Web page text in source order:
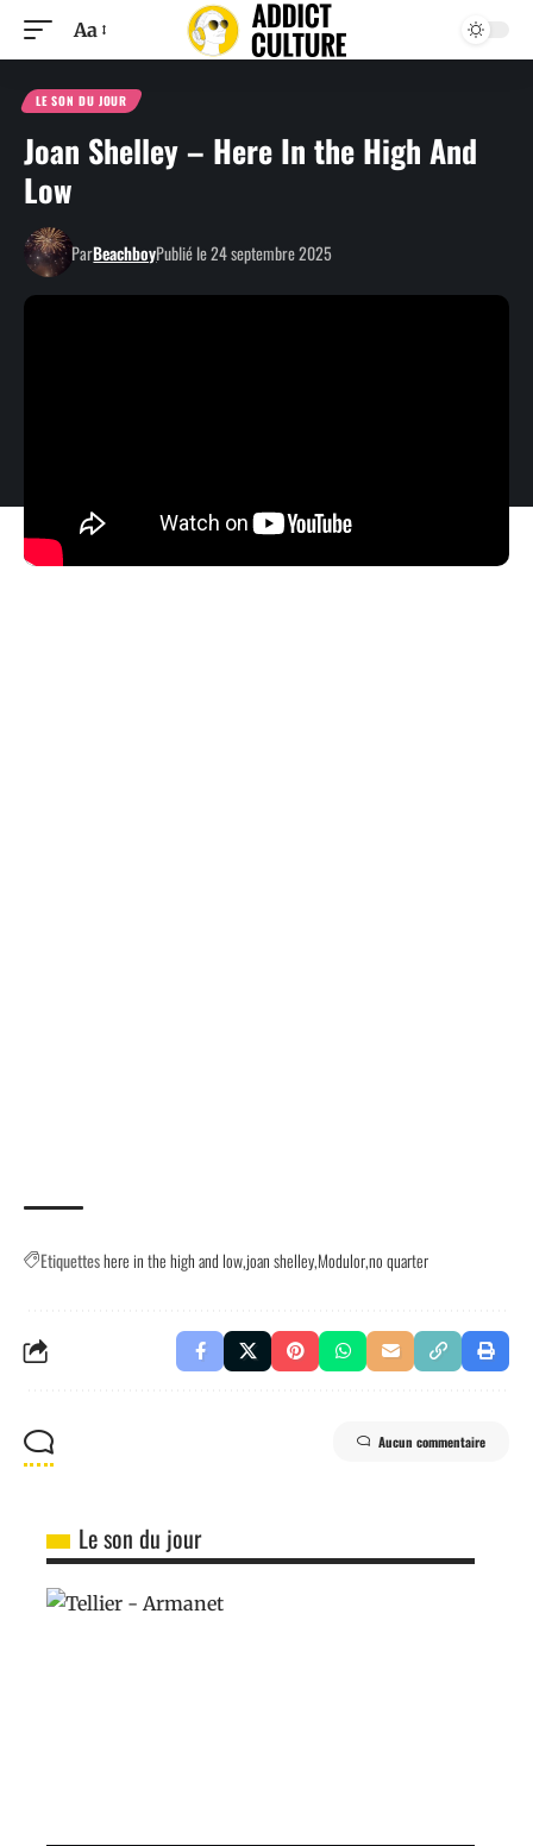
Aa
LE SON DU JOUR
Joan Shelley – Here In the High And
Low
ParBeachboyPublié le 24 septembre 2025
Etiquetteshere in the high and lowjoan shelleyModulorno quarter
Aucun commentaire
Le son du jour